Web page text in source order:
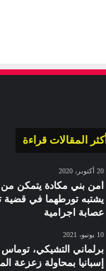
أكثر المقالات قراءة
20 أكتوبر، 2020
امن بني مكادة يتمكن
يشتبه تورطهما في قضية
عصابة اجرامية
10 يونيو، 2021
برلماني التشيكي،
إسبانيا بمحاولة زعزعة